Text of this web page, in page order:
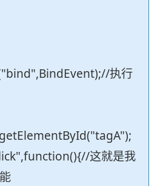
执行
这就是我